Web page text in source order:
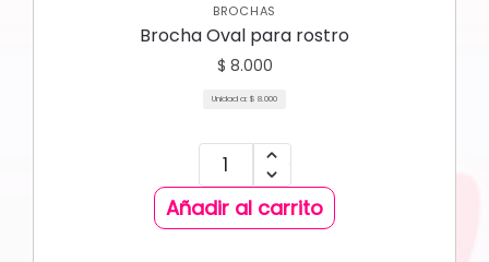
BROCHAS
Brocha Oval para rostro
$ 8.000
Unidad a: $ 8.000
Añadir al carrito